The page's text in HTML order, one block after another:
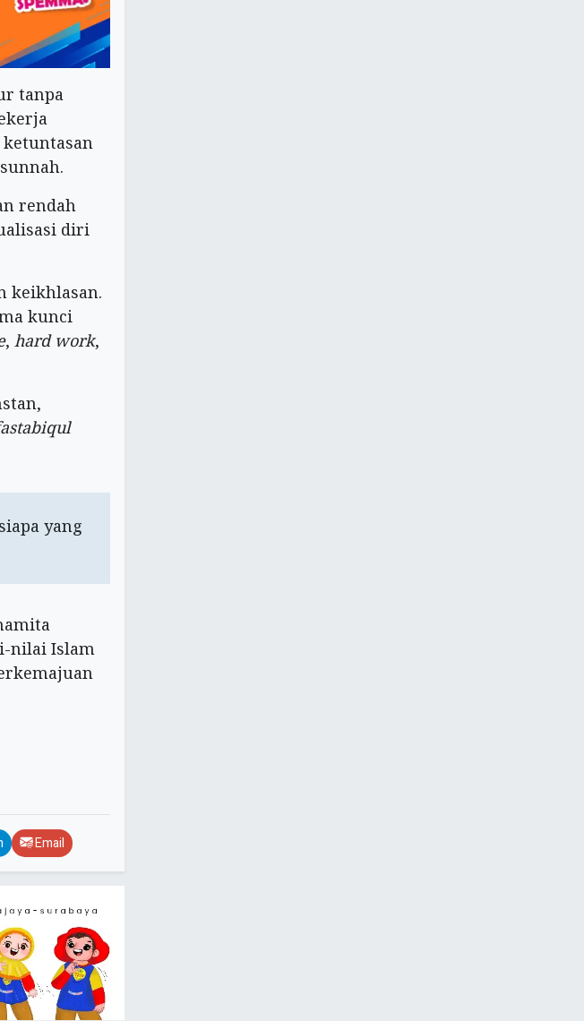
tanpa
rendah
diri
keikhlasan.
kunci
, hard work,
yang
nilai Islam
Email